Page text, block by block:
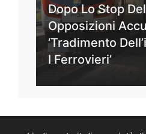
Dopo Lo Stop
Opposizioni
‘Tradimento
I Ferrovieri’